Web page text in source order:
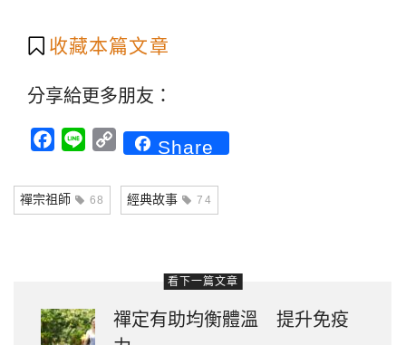
收藏本篇文章
分享給更多朋友：
Facebook
Line CopyShare
禪宗祖師 68 經典故事 74
看下一篇文章
禪定有助均衡體溫 提升免疫